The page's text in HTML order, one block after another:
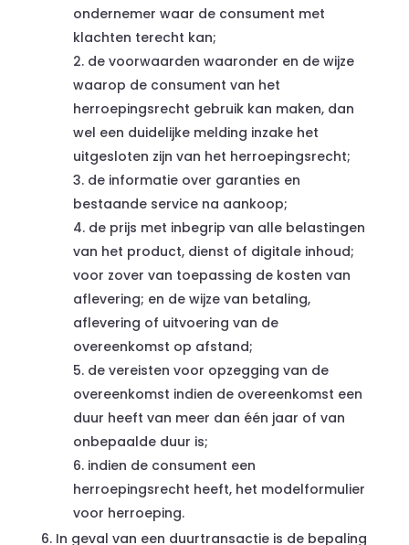
ondernemer waar de consument met
klachten terecht kan;
de voorwaarden waaronder en de wijze
waarop de consument van het
herroepingsrecht gebruik kan maken, dan
wel een duidelijke melding inzake het
uitgesloten zijn van het herroepingsrecht;
de informatie over garanties en
bestaande service na aankoop;
de prijs met inbegrip van alle belastingen
van het product, dienst of digitale inhoud;
voor zover van toepassing de kosten van
aflevering; en de wijze van betaling,
aflevering of uitvoering van de
overeenkomst op afstand;
de vereisten voor opzegging van de
overeenkomst indien de overeenkomst een
duur heeft van meer dan één jaar of van
onbepaalde duur is;
indien de consument een
herroepingsrecht heeft, het modelformulier
voor herroeping.
In geval van een duurtransactie is de bepaling